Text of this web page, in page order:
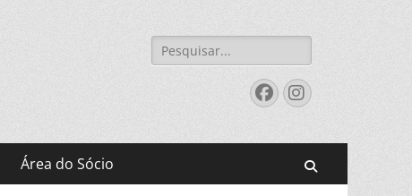
Pesquisar
por:
Facebook
Instagram
Área do Sócio